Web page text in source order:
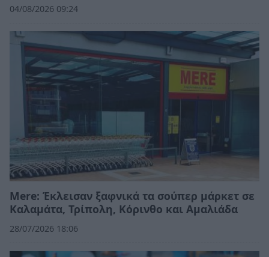
04/08/2026 09:24
Mere: Έκλεισαν ξαφνικά τα σούπερ μάρκετ σε
Καλαμάτα, Τρίπολη, Κόρινθο και Αμαλιάδα
28/07/2026 18:06